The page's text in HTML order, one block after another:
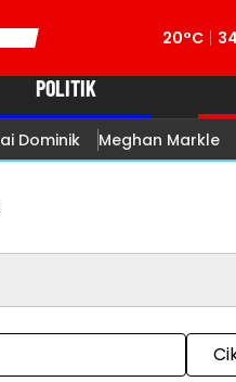
20°C
POLITIK
Dominik Meghan Markle